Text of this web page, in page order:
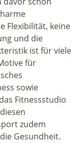
Flexibilität, keine
und die
ist für viele
für
sowie
Fitnessstudio
zudem
Gesundheit.